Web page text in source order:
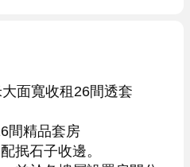
面寬收租26間透套
間精品套房
抿石子收邊。